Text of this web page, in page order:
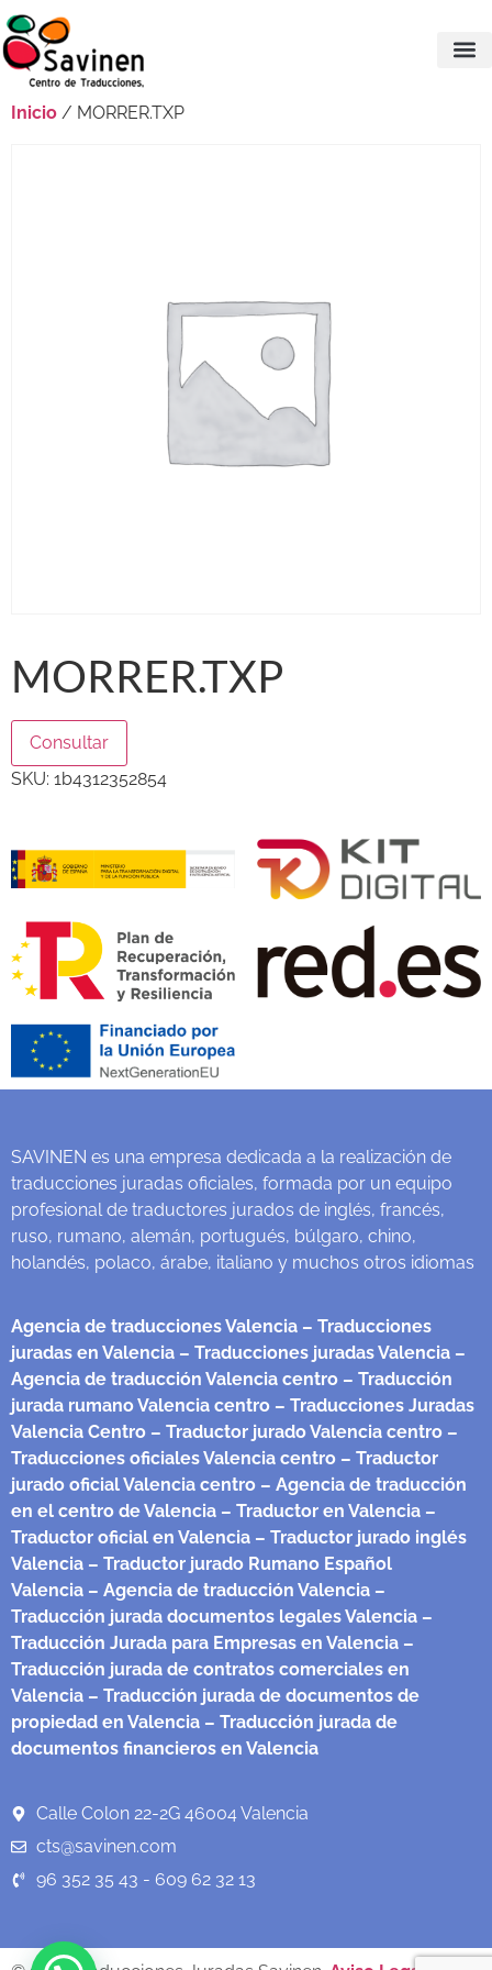
Inicio / MORRER.TXP
MORRER.TXP
Consultar
SKU: 1b4312352854
SAVINEN es una empresa dedicada a la realización de
traducciones juradas oficiales, formada por un equipo
profesional de traductores jurados de inglés, francés,
ruso, rumano, alemán, portugués, búlgaro, chino,
holandés, polaco, árabe, italiano y muchos otros idiomas
Agencia de traducciones Valencia – Traducciones
juradas en Valencia – Traducciones juradas Valencia –
Agencia de traducción Valencia centro – Traducción
jurada rumano Valencia centro – Traducciones Juradas
Valencia Centro – Traductor jurado Valencia centro –
Traducciones oficiales Valencia centro – Traductor
jurado oficial Valencia centro – Agencia de traducción
en el centro de Valencia – Traductor en Valencia –
Traductor oficial en Valencia – Traductor jurado inglés
Valencia – Traductor jurado Rumano Español
Valencia – Agencia de traducción Valencia –
Traducción jurada documentos legales Valencia –
Traducción Jurada para Empresas en Valencia –
Traducción jurada de contratos comerciales en
Valencia – Traducción jurada de documentos de
propiedad en Valencia – Traducción jurada de
documentos financieros en Valencia
Calle Colon 22-2G 46004 Valencia
cts@savinen.com
96 352 35 43 - 609 62 32 13